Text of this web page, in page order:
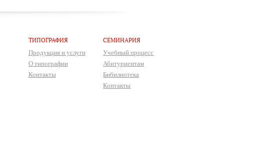
ТИПОГРАФИЯ
Продукция и услуги
О типографии
Контакты
СЕМИНАРИЯ
Учебный процесс
Абитуриентам
Бибилиотека
Контакты